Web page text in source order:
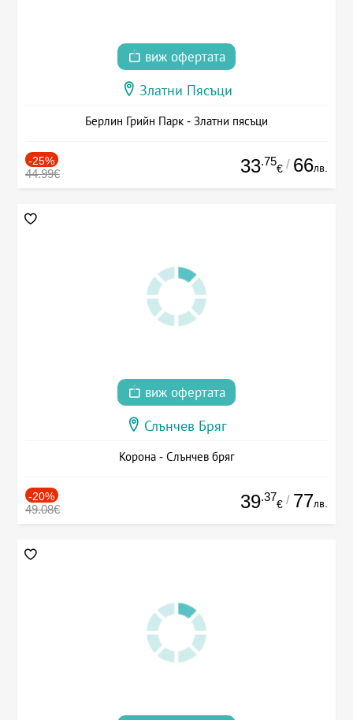
виж офертата
Златни Пясъци
Берлин Грийн Парк - Златни пясъци
-25%
44.99€ 33.75
€ / 66лв.
виж офертата
Слънчев Бряг
Корона - Слънчев бряг
-20%
49.08€ 39.37
€ / 77лв.